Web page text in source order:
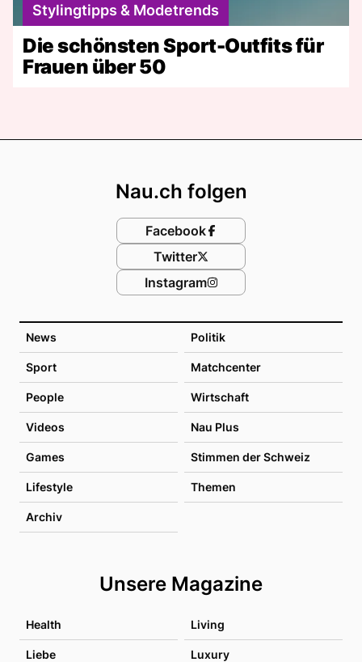
Stylingtipps & Modetrends
Die schönsten Sport-Outfits für
Frauen über 50
News Politik
Sport Matchcenter
People Wirtschaft
Videos Nau Plus
Games Stimmen der Schweiz
Lifestyle Themen
Archiv
Unsere Magazine
Health Living
Liebe Luxury
Nau.ch folgen
Facebook
Twitter
Instagram